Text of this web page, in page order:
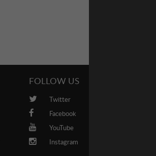
FOLLOW US
Twitter
Facebook
YouTube
Instagram